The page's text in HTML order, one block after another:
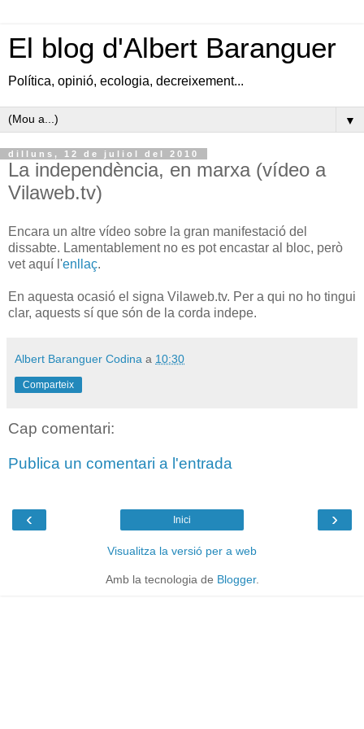
El blog d'Albert Baranguer
Política, opinió, ecologia, decreixement...
▼
dilluns, 12 de juliol del 2010
La independència, en marxa (vídeo a
Vilaweb.tv)
Encara un altre vídeo sobre la gran manifestació del
dissabte. Lamentablement no es pot encastar al bloc, però
vet aquí l'enllaç.
En aquesta ocasió el signa Vilaweb.tv. Per a qui no ho tingui
clar, aquests sí que són de la corda indepe.
Albert Baranguer Codina a 10:30
Comparteix
Cap comentari:
Publica un comentari a l'entrada
‹ ›
Inici
Visualitza la versió per a web
Amb la tecnologia de Blogger.